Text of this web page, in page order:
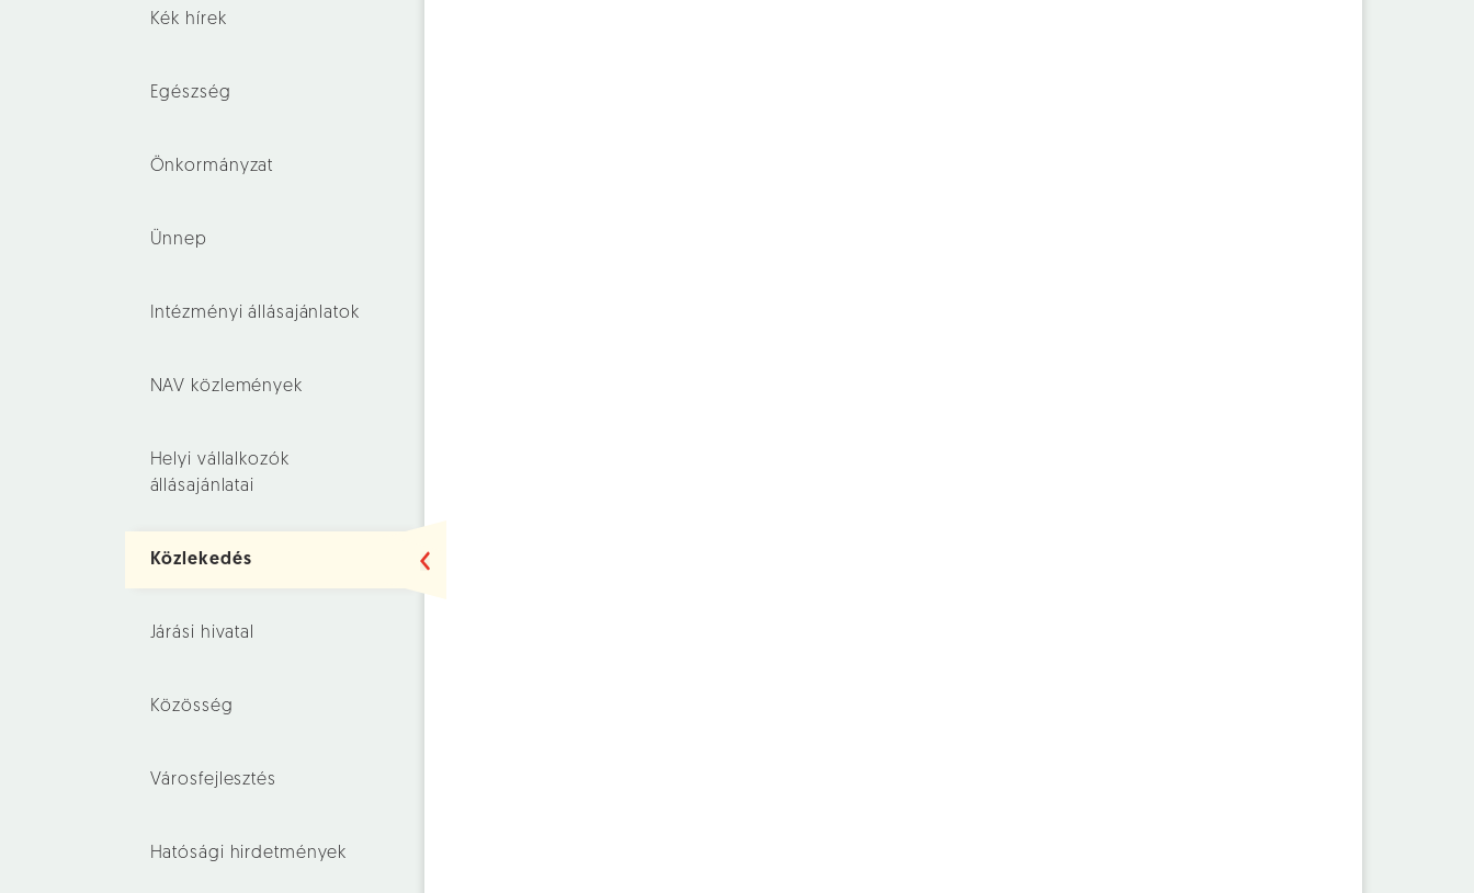
Kék hírek
Egészség
Önkormányzat
Ünnep
Intézményi állásajánlatok
NAV közlemények
Helyi vállalkozók
állásajánlatai
Közlekedés
Járási hivatal
Közösség
Városfejlesztés
Hatósági hirdetmények